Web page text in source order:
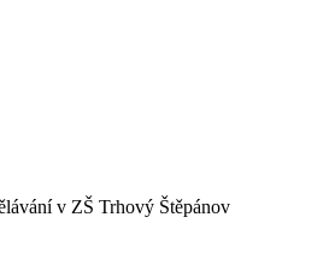
v ZŠ Trhový Štěpánov